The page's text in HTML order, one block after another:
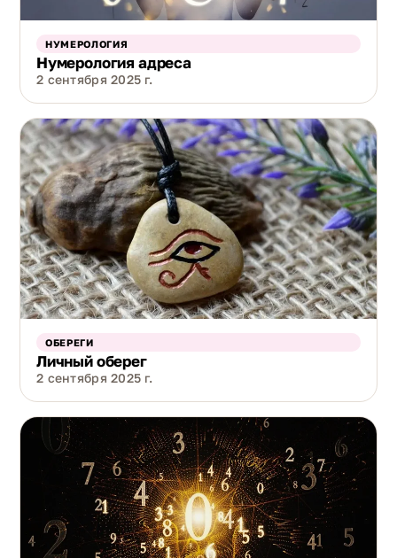
НУМЕРОЛОГИЯ
Нумерология адреса
2 сентября 2025 г.
ОБЕРЕГИ
Личный оберег
2 сентября 2025 г.